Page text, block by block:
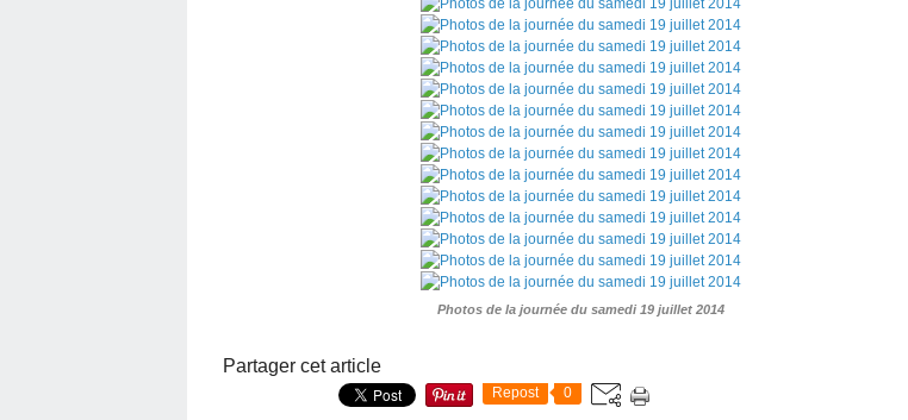
Photos de la journée du samedi 19 juillet 2014
Partager cet article
Repost 0